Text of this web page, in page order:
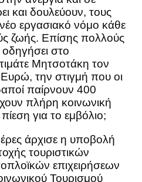
και δουλεύουν, τους
εργασιακό νόμο κάθε
ζωής. Επίσης πολλούς
στο
Μητσοτάκη τον
την στιγμή που οι
παίρνουν 400
πλήρη κοινωνική
για το εμβόλιο;
άρχισε η υποβολή
τουριστικών
επιχειρήσεων
Τουρισμού